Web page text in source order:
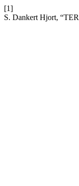
[1]
S. Dankert Hjort,